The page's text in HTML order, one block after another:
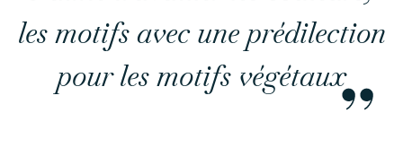
les motifs avec une prédilection
pour les motifs végétaux